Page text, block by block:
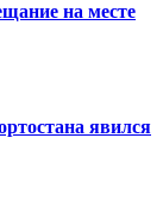
на месте
явился